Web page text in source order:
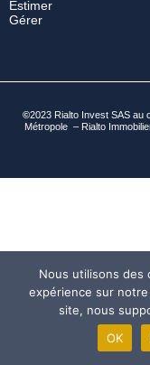
Estimer
Gérer
©2023 Rialto Invest SAS au
Métropole – Rialto
Nous utilisons des
expérience sur
site, nous
OK